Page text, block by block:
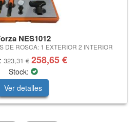
NES1012
DE ROSCA: 1 EXTERIOR 2 INTERIOR
323,31 € 258,65 €
Stock:
Ver detalles